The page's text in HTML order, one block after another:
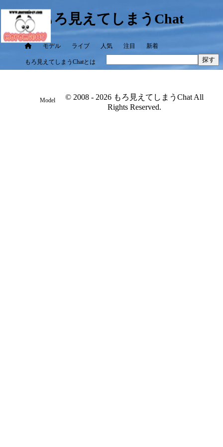
もろ見えてしまうChat
モデル ライブ 人気 注目 新着
もろ見えてしまうChatとは 探す
Model
© 2008 - 2026 もろ見えてしまうChat All
Rights Reserved.